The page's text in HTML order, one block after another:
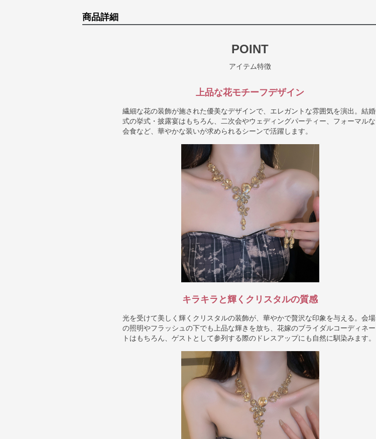
商品詳細
POINT
アイテム特徴
上品な花モチーフデザイン
繊細な花の装飾が施された優美なデザインで、エレガントな雰囲気を演出。結婚
式の挙式・披露宴はもちろん、二次会やウェディングパーティー、フォーマルな
会食など、華やかな装いが求められるシーンで活躍します。
キラキラと輝くクリスタルの質感
光を受けて美しく輝くクリスタルの装飾が、華やかで贅沢な印象を与える。会場
の照明やフラッシュの下でも上品な輝きを放ち、花嫁のブライダルコーディネー
トはもちろん、ゲストとして参列する際のドレスアップにも自然に馴染みます。